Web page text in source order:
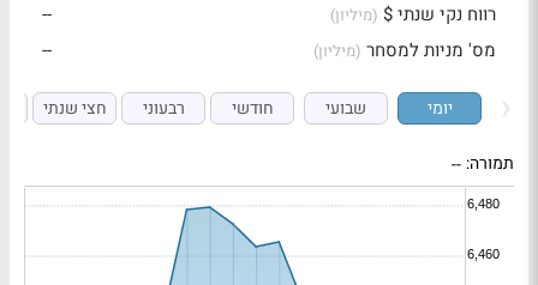
רווח נקי שנתי $ (מיליון)
--
מס' מניות למסחר (מיליון) --
יומי שבועי חודשי רבעוני חצי שנתי
תמורה: --